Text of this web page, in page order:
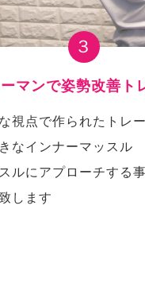
３
マンで姿勢改善ト
視点で作られたトレ
なインナーマッスル
ルにアプローチする
します